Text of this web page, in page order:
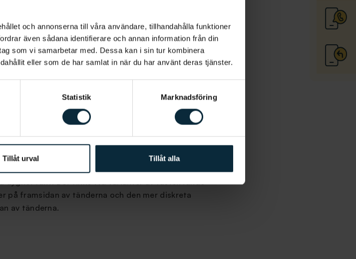
och annonserna till våra användare, tillhandahålla funktioner
även sådana identifierare och annan information från din
som vi samarbetar med. Dessa kan i sin tur kombinera
eller som de har samlat in när du har använt deras tjänster.
Statistik Marknadsföring
Tillåt urval Tillåt alla
finns det tandställningar som den
och denlinguala tandställningenIncognito som
av genomskinliga, avtagbara skenor. På så sätt är det
ut vid måltider och möten.
är ett märke av
runt. Det finns två varianter av fastsittande
framsidan av tänderna och den mer diskreta
av tänderna.